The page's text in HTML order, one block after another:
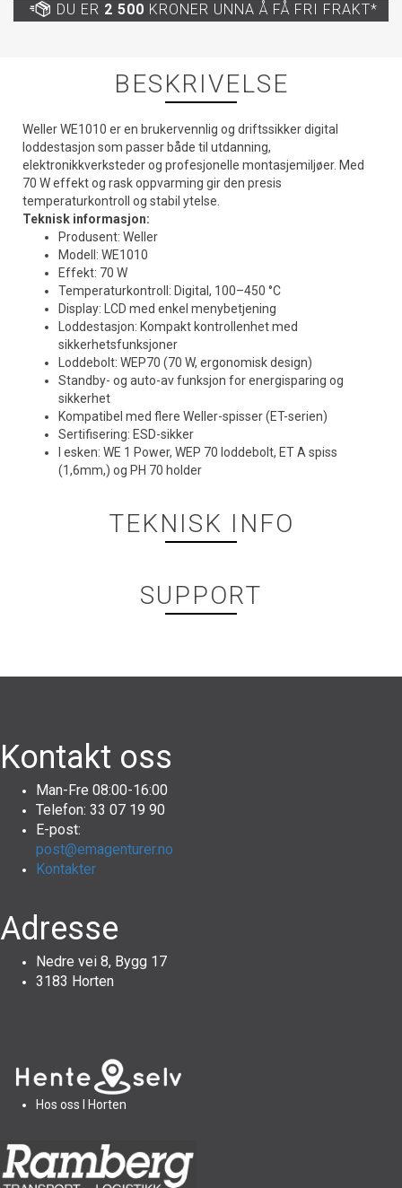
DU ER 2 500 KRONER UNNA Å FÅ FRI FRAKT*
BESKRIVELSE
Weller WE1010 er en brukervennlig og driftssikker digital
loddestasjon som passer både til utdanning,
elektronikkverksteder og profesjonelle montasjemiljøer. Med
70 W effekt og rask oppvarming gir den presis
temperaturkontroll og stabil ytelse.
Teknisk informasjon:
Produsent: Weller
Modell: WE1010
Effekt: 70 W
Temperaturkontroll: Digital, 100–450 °C
Display: LCD med enkel menybetjening
Loddestasjon: Kompakt kontrollenhet med
sikkerhetsfunksjoner
Loddebolt: WEP70 (70 W, ergonomisk design)
Standby- og auto-av funksjon for energisparing og
sikkerhet
Kompatibel med flere Weller-spisser (ET-serien)
Sertifisering: ESD-sikker
I esken: WE 1 Power, WEP 70 loddebolt, ET A spiss
(1,6mm,) og PH 70 holder
TEKNISK INFO
SUPPORT
Kontakt oss
Man-Fre 08:00-16:00
Telefon: 33 07 19 90
E-post:
post@emagenturer.no
Kontakter
Adresse
Nedre vei 8, Bygg 17
3183 Horten
Hos oss I Horten